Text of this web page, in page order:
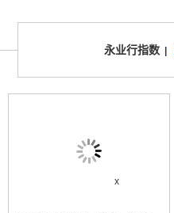
x
永业行指数